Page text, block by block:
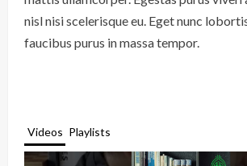
nisl nisi scelerisque eu. Eget nunc
faucibus purus in massa tempor.
Videos Playlists